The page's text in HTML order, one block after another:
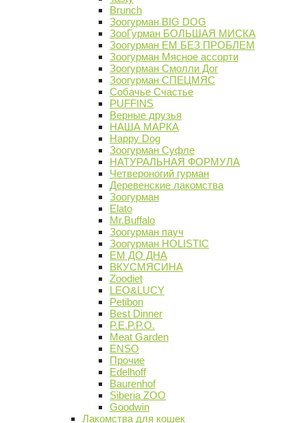
Brunch
Зоогурман BIG DOG
ЗооГурман БОЛЬШАЯ МИСКА
Зоогурман ЕМ БЕЗ ПРОБЛЕМ
Зоогурман Мясное ассорти
Зоогурман Смолли Дог
Зоогурман СПЕЦМЯС
Собачье Счастье
PUFFINS
Верные друзья
НАША МАРКА
Happy Dog
Зоогурман Суфле
НАТУРАЛЬНАЯ ФОРМУЛА
Четвероногий гурман
Деревенские лакомства
Зоогурман
Elato
Mr.Buffalo
Зоогурман пауч
Зоогурман HOLISTIC
ЕМ ДО ДНА
ВКУСМЯСИНА
Zoodiet
LEO&LUCY
Petibon
Best Dinner
P.E.P.P.O.
Meat Garden
ENSO
Прочие
Edelhoff
Baurenhof
Siberia ZOO
Goodwin
Лакомства для кошек